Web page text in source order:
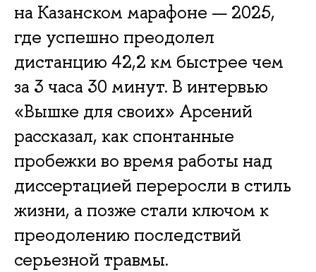
на Казанском марафоне — 2025,
где успешно преодолел
дистанцию 42,2 км быстрее чем
за 3 часа 30 минут. В интервью
«Вышке для своих» Арсений
рассказал, как спонтанные
пробежки во время работы над
диссертацией переросли в стиль
жизни, а позже стали ключом к
преодолению последствий
серьезной травмы.